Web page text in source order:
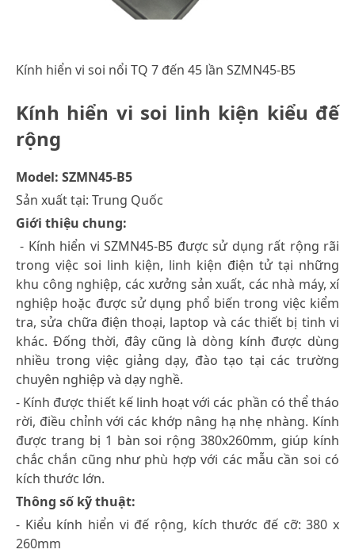
Kính hiển vi soi nổi TQ 7 đến 45 lần SZMN45-B5
Kính hiển vi soi linh kiện kiểu đế
rộng
Model: SZMN45-B5
Sản xuất tại: Trung Quốc
Giới thiệu chung:
- Kính hiển vi SZMN45-B5 được sử dụng rất rộng rãi
trong việc soi linh kiện, linh kiện điện tử tại những
khu công nghiệp, các xưởng sản xuất, các nhà máy, xí
nghiệp hoặc được sử dụng phổ biến trong việc kiểm
tra, sửa chữa điện thoại, laptop và các thiết bị tinh vi
khác. Đống thời, đây cũng là dòng kính được dùng
nhiều trong việc giảng dạy, đào tạo tại các trường
chuyên nghiệp và dạy nghề.
- Kính được thiết kế linh hoạt với các phần có thể tháo
rời, điều chỉnh với các khớp nâng hạ nhẹ nhàng. Kính
được trang bị 1 bàn soi rộng 380x260mm, giúp kính
chắc chắn cũng như phù hợp với các mẫu cần soi có
kích thước lớn.
Thông số kỹ thuật:
- Kiểu kính hiển vi đế rộng, kích thước đế cỡ: 380 x
260mm